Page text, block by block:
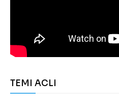
TEMI ACLI